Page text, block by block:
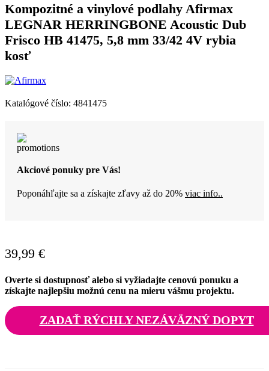
Kompozitné a vinylové podlahy Afirmax
LEGNAR HERRINGBONE Acoustic Dub
Frisco HB 41475, 5,8 mm 33/42 4V rybia
kosť
Katalógové číslo: 4841475
Akciové ponuky pre Vás!
Poponáhľajte sa a získajte zľavy až do 20% viac info..
39,99 €
Overte si dostupnosť alebo si vyžiadajte cenovú ponuku a
získajte najlepšiu možnú cenu na mieru vášmu projektu.
ZADAŤ RÝCHLY NEZÁVÄZNÝ DOPYT